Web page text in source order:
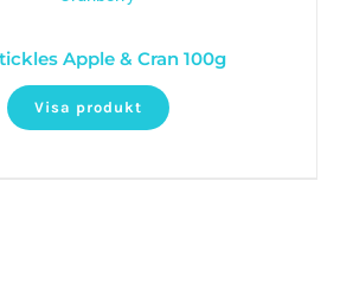
Apple & Cran 100g
Visa produkt